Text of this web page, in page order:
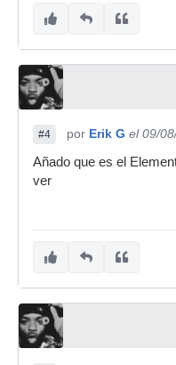
#4 por Erik G el 09/
Añado que es el
ver